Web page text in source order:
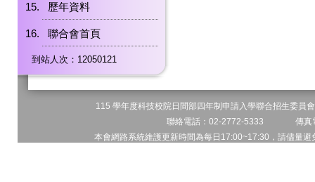
歷年資料
聯合會首頁
到站人次：12050121
115 學年度科技校院日間部四年制申請入學聯合招生委
聯絡電話：02-2772-5333 傳
本會網路系統維護更新時間為每日17:00~17:30，請儘量